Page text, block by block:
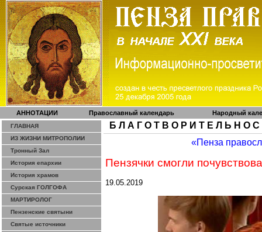
АННОТАЦИИ Православный календарь Народный
ГЛАВНАЯ
ИЗ ЖИЗНИ МИТРОПОЛИИ
Тронный Зал
История епархии
История храмов
Сурская ГОЛГОФА
МАРТИРОЛОГ
Пензенские святыни
Святые источники
Б Л А Г О Т В О Р И Т Е Л Ь Н О С
«Пенза
Пензячки смогли
19.05.2019